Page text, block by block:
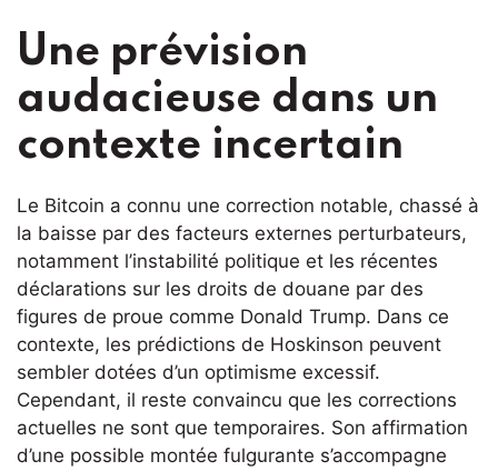
Une prévision
audacieuse dans un
contexte incertain
Le Bitcoin a connu une correction notable, chassé à
la baisse par des facteurs externes perturbateurs,
notamment l’instabilité politique et les récentes
déclarations sur les droits de douane par des
figures de proue comme Donald Trump. Dans ce
contexte, les prédictions de Hoskinson peuvent
sembler dotées d’un optimisme excessif.
Cependant, il reste convaincu que les corrections
actuelles ne sont que temporaires. Son affirmation
d’une possible montée fulgurante s’accompagne